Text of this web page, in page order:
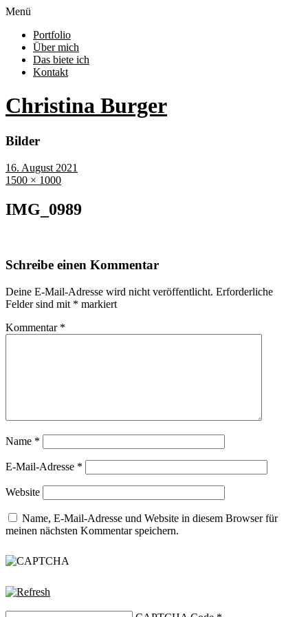
Menü
Portfolio
Über mich
Das biete ich
Kontakt
Christina Burger
Bilder
16. August 2021
1500 × 1000
IMG_0989
Schreibe einen Kommentar
Deine E-Mail-Adresse wird nicht veröffentlicht. Erforderliche
Felder sind mit * markiert
Kommentar *
Name *
E-Mail-Adresse *
Website
Name, E-Mail-Adresse und Website in diesem Browser für
meinen nächsten Kommentar speichern.